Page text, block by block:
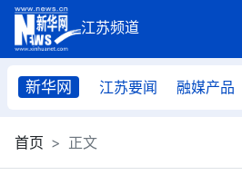
新华网 江苏要闻 融媒产品
首页 正文